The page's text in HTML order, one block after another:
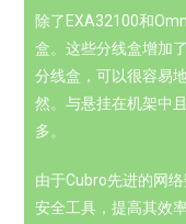
除了EXA32100和
盒。这些分线盒增加
分线盒，可以很容易
然。与悬挂在机架中
多。
由于Cubro先进的网
安全工具，提高其效